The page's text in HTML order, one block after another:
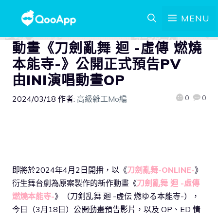
MENU
動畫《刀劍亂舞 迴 -虛傳 燃燒
本能寺-》公開正式預告PV
由INI演唱動畫OP
2024/03/18 作者: 高級雜工Mo編 0 0
即將於2024年4月2日開播，以《刀劍亂舞-ONLINE-》
衍生舞台劇為原案製作的新作動畫《刀劍亂舞 迴 -虛傳
燃燒本能寺-》（刀剣乱舞 廻 -虚伝 燃ゆる本能寺-），
今日（3月18日）公開動畫預告影片，以及 OP、ED 情